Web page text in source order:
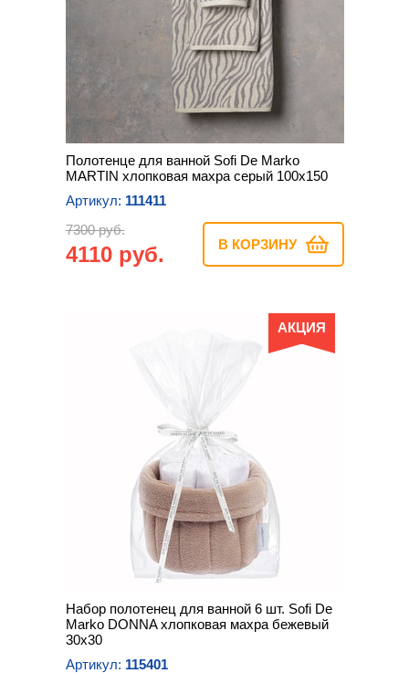
Полотенце для ванной Sofi De Marko
MARTIN хлопковая махра серый 100х150
Артикул: 111411
7300 руб.
4110 руб. В КОРЗИНУ
АКЦИЯ
Набор полотенец для ванной 6 шт. Sofi De
Marko DONNA хлопковая махра бежевый
30х30
Артикул: 115401